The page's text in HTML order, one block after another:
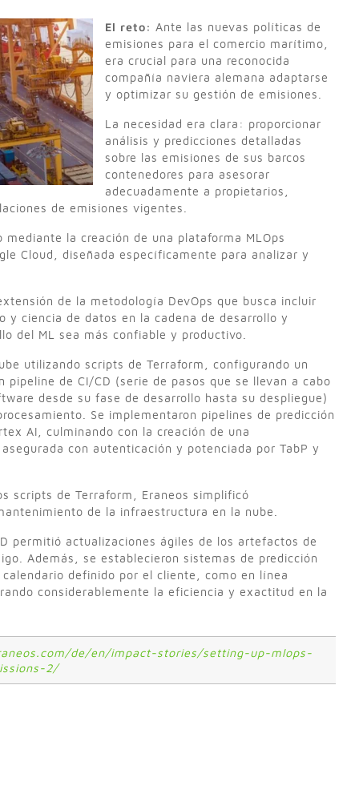
El reto: Ante las nuevas políticas de
emisiones para el comercio marítimo,
era crucial para una reconocida
compañía naviera alemana adaptarse
y optimizar su gestión de emisiones.
La necesidad era clara: proporcionar
análisis y predicciones detalladas
sobre las emisiones de sus barcos
contenedores para asesorar
adecuadamente a propietarios,
de emisiones vigentes.
mediante la creación de una plataforma MLOps
Cloud, diseñada específicamente para analizar y
de la metodología DevOps que busca incluir
y ciencia de datos en la cadena de desarrollo y
del ML sea más confiable y productivo.
utilizando scripts de Terraform, configurando un
de CI/CD (serie de pasos que se llevan a cabo
desde su fase de desarrollo hasta su despliegue)
Se implementaron pipelines de predicción
AI, culminando con la creación de una
con autenticación y potenciada por TabP y
scripts de Terraform, Eraneos simplificó
de la infraestructura en la nube.
permitió actualizaciones ágiles de los artefactos de
Además, se establecieron sistemas de predicción
definido por el cliente, como en línea
considerablemente la eficiencia y exactitud en la
de/en/impact-stories/setting-up-mlops-
2/